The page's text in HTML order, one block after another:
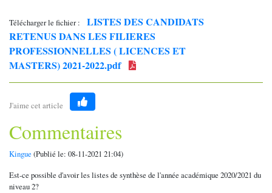
Télécharger le fichier :
LISTES DES CANDIDATS
RETENUS DANS LES FILIERES
PROFESSIONNELLES ( LICENCES ET
MASTERS) 2021-2022.pdf
J'aime cet article
Like
Commentaires
Kingue (Publié le: 08-11-2021 21:04)
Est-ce possible d'avoir les listes de synthèse de l'année académique 2020/2021 du
niveau 2?